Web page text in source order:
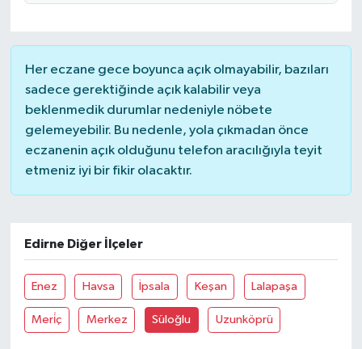
Her eczane gece boyunca açık olmayabilir, bazıları
sadece gerektiğinde açık kalabilir veya
beklenmedik durumlar nedeniyle nöbete
gelemeyebilir. Bu nedenle, yola çıkmadan önce
eczanenin açık olduğunu telefon aracılığıyla teyit
etmeniz iyi bir fikir olacaktır.
Edirne Diğer İlçeler
Enez Havsa İpsala Keşan Lalapaşa
Meri̇ç Merkez Süloğlu Uzunköprü